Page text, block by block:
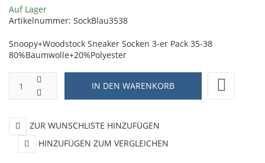
Auf Lager
Artikelnummer: SockBlau3538
Snoopy+Woodstock Sneaker Socken 3-er Pack 35-38
80%Baumwolle+20%Polyester
ZUR WUNSCHLISTE HINZUFÜGEN
HINZUFÜGEN ZUM VERGLEICHEN